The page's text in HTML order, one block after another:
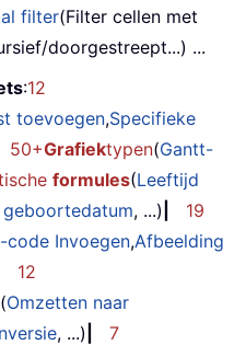
filter(Filter cellen met
doorgestreept...) ...
:12
toevoegen,Specifieke
50+Grafiektypen(Gantt-
formules(Leeftijd
, ...)
19
code Invoegen,Afbeelding
12
(Omzetten naar
, ...)
7